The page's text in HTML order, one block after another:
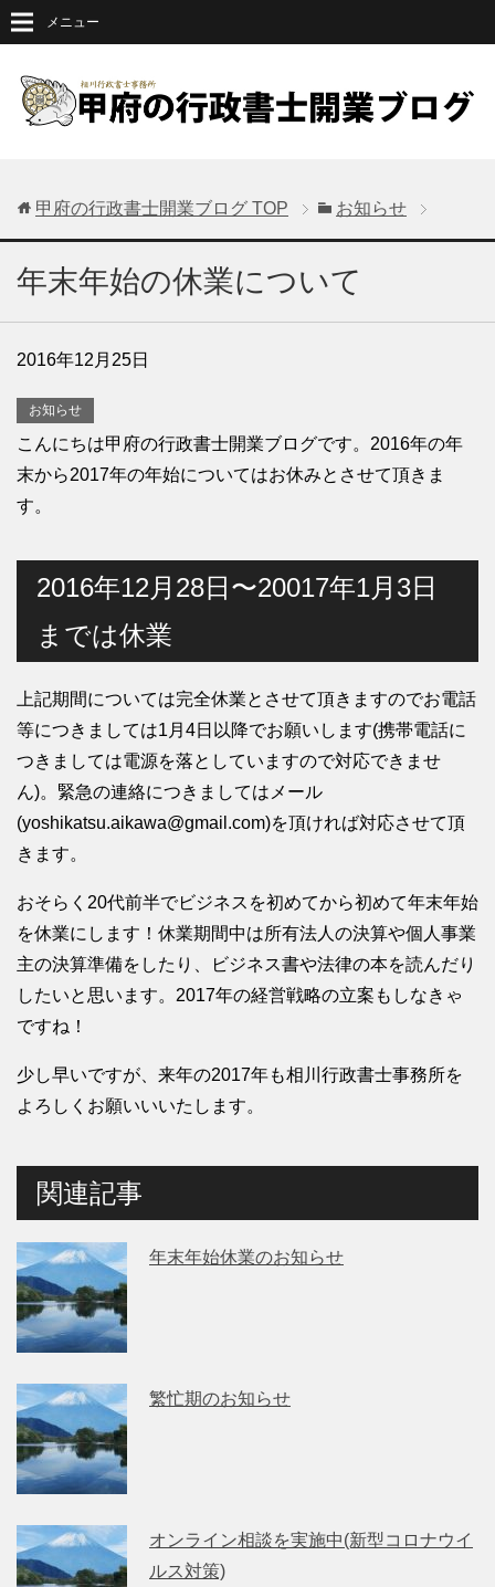
メニュー
甲府の行政書士開業ブログ TOP お知らせ
年末年始の休業について
2016年12月25日
お知らせ
こんにちは甲府の行政書士開業ブログです。2016年の年
末から2017年の年始についてはお休みとさせて頂きま
す。
2016年12月28日〜20017年1月3日
までは休業
上記期間については完全休業とさせて頂きますのでお電話
等につきましては1月4日以降でお願いします(携帯電話に
つきましては電源を落としていますので対応できませ
ん)。緊急の連絡につきましてはメール
(yoshikatsu.aikawa@gmail.com)を頂ければ対応させて頂
きます。
おそらく20代前半でビジネスを初めてから初めて年末年始
を休業にします！休業期間中は所有法人の決算や個人事業
主の決算準備をしたり、ビジネス書や法律の本を読んだり
したいと思います。2017年の経営戦略の立案もしなきゃ
ですね！
少し早いですが、来年の2017年も相川行政書士事務所を
よろしくお願いいいたします。
関連記事
年末年始休業のお知らせ
繁忙期のお知らせ
オンライン相談を実施中(新型コロナウイ
ルス対策)